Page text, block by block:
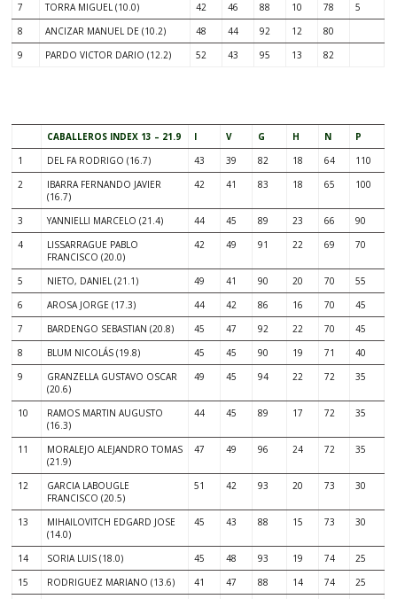
7
TORRA MIGUEL (10.0) 42 46 88 10 78
5
8
ANCIZAR MANUEL DE (10.2) 48 44 92 12
80
9
PARDO VICTOR DARIO (12.2) 52 43 95 13 82
CABALLEROS INDEX 13 – 21.9 I V G H N
P
1
DEL FA RODRIGO (16.7) 43 39 82 18 64
110
2
IBARRA FERNANDO JAVIER
(16.7)
42 41 83 18 65 100
3 YANNIELLI MARCELO (21.4) 44 45 89 23 66
90
4
LISSARRAGUE PABLO
FRANCISCO (20.0)
42 49 91 22 69 70
5 NIETO, DANIEL (21.1) 49 41 90 20 70
55
6
AROSA JORGE (17.3) 44 42 86 16 70
45
7
BARDENGO SEBASTIAN (20.8) 45 47 92 22 70
45
8
BLUM NICOLÁS (19.8) 45 45 90 19 71
40
9
GRANZELLA GUSTAVO OSCAR
(20.6)
49 45 94 22 72 35
10
RAMOS MARTIN AUGUSTO
(16.3)
44 45 89 17 72 35
11
MORALEJO ALEJANDRO TOMAS
(21.9)
47 49 96 24 72 35
12
GARCIA LABOUGLE
FRANCISCO (20.5)
51 42 93 20 73 30
13
MIHAILOVITCH EDGARD JOSE
(14.0)
45 43 88 15 73 30
14 SORIA LUIS (18.0) 45 48 93 19 74
25
15
RODRIGUEZ MARIANO (13.6) 41 47 88 14 74
25